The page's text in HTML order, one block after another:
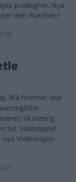
präktighet. Nya
den matchen?
(3)
Blå himmel, vita
så somrig
bil. Släktskapet
Volkswagen
(7)